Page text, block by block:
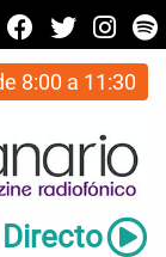
8:00 a 11:30
Directo